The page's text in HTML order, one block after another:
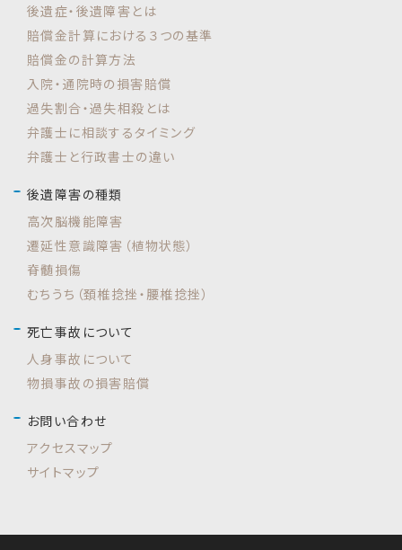
後遺症・後遺障害とは
賠償金計算における３つの基準
賠償金の計算方法
入院・通院時の損害賠償
過失割合・過失相殺とは
弁護士に相談するタイミング
弁護士と行政書士の違い
後遺障害の種類
高次脳機能障害
遷延性意識障害（植物状態）
脊髄損傷
むちうち（頚椎捻挫・腰椎捻挫）
死亡事故について
人身事故について
物損事故の損害賠償
お問い合わせ
アクセスマップ
サイトマップ